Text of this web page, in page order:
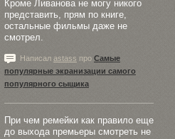
Кроме Ливанова не могу никого
представить, прям по книге,
остальные фильмы даже не
смотрел.
Написал astass про Самые
популярные экранизации самого
популярного сыщика
При чем ремейки как правило еще
до выхода премьеры смотреть не